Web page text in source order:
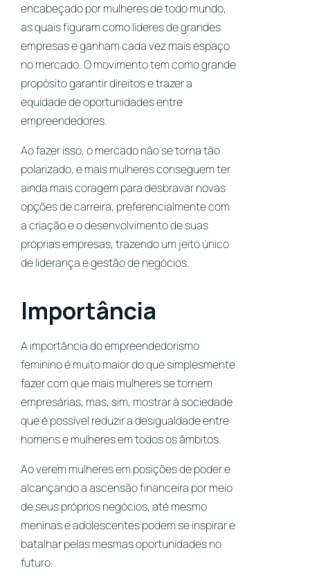
encabeçado por mulheres de todo mundo,
as quais figuram como líderes de grandes
empresas e ganham cada vez mais espaço
no mercado. O movimento tem como grande
propósito garantir direitos e trazer a
equidade de oportunidades entre
empreendedores.
Ao fazer isso, o mercado não se torna tão
polarizado, e mais mulheres conseguem ter
ainda mais coragem para desbravar novas
opções de carreira, preferencialmente com
a criação e o desenvolvimento de suas
próprias empresas, trazendo um jeito único
de liderança e gestão de negócios.
Importância
A importância do empreendedorismo
feminino é muito maior do que simplesmente
fazer com que mais mulheres se tornem
empresárias, mas, sim, mostrar à sociedade
que é possível reduzir a desigualdade entre
homens e mulheres em todos os âmbitos.
Ao verem mulheres em posições de poder e
alcançando a ascensão financeira por meio
de seus próprios negócios, até mesmo
meninas e adolescentes podem se inspirar e
batalhar pelas mesmas oportunidades no
futuro.